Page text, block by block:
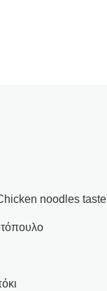
noodles taste